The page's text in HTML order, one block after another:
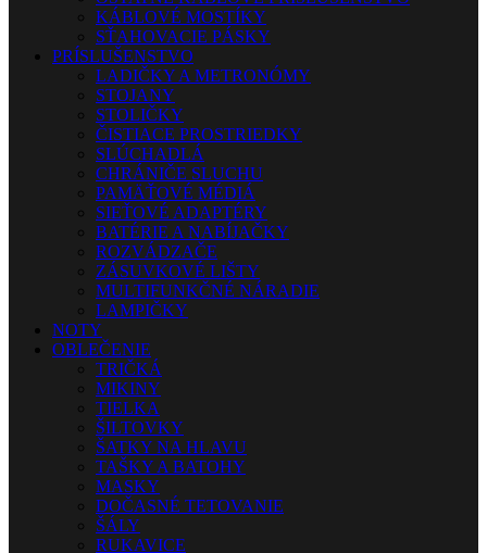
KÁBLOVÉ MOSTÍKY
SŤAHOVACIE PÁSKY
PRÍSLUŠENSTVO
LADIČKY A METRONÓMY
STOJANY
STOLIČKY
ČISTIACE PROSTRIEDKY
SLÚCHADLÁ
CHRÁNIČE SLUCHU
PAMÄŤOVÉ MÉDIÁ
SIEŤOVÉ ADAPTÉRY
BATÉRIE A NABÍJAČKY
ROZVÁDZAČE
ZÁSUVKOVÉ LIŠTY
MULTIFUNKČNÉ NÁRADIE
LAMPIČKY
NOTY
OBLEČENIE
TRIČKÁ
MIKINY
TIELKA
ŠILTOVKY
ŠATKY NA HLAVU
TAŠKY A BATOHY
MASKY
DOČASNÉ TETOVANIE
ŠÁLY
RUKAVICE